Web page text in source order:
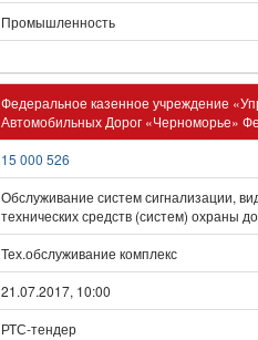
Промышленность
Федеральное казенное учреждение
Автомобильных Дорог «Черноморье»
15 000 526
Обслуживание систем сигнализации,
технических средств (систем) охраны
Тех.обслуживание комплекс
21.07.2017, 10:00
РТС-тендер